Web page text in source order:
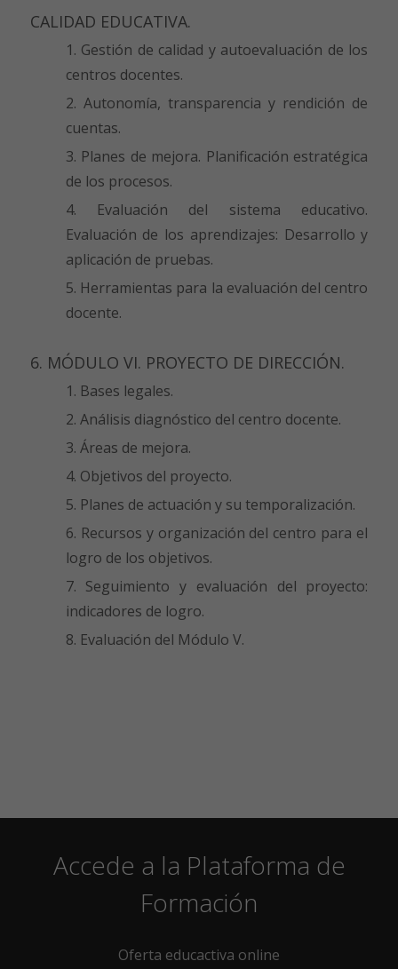
CALIDAD EDUCATIVA.
Gestión de calidad y autoevaluación de los
centros docentes.
Autonomía, transparencia y rendición de
cuentas.
Planes de mejora. Planificación estratégica
de los procesos.
Evaluación del sistema educativo.
Evaluación de los aprendizajes: Desarrollo y
aplicación de pruebas.
Herramientas para la evaluación del centro
docente.
6. MÓDULO VI. PROYECTO DE DIRECCIÓN.
Bases legales.
Análisis diagnóstico del centro docente.
Áreas de mejora.
Objetivos del proyecto.
Planes de actuación y su temporalización.
Recursos y organización del centro para el
logro de los objetivos.
Seguimiento y evaluación del proyecto:
indicadores de logro.
Evaluación del Módulo V.
Accede a la Plataforma de
Formación
Oferta educactiva online